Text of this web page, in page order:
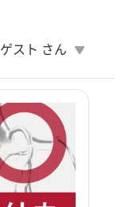
ゲスト さん play_arrow